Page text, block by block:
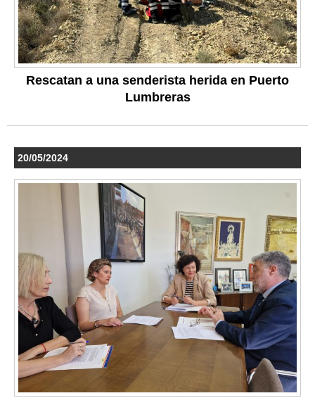
Rescatan a una senderista herida en Puerto
Lumbreras
20/05/2024